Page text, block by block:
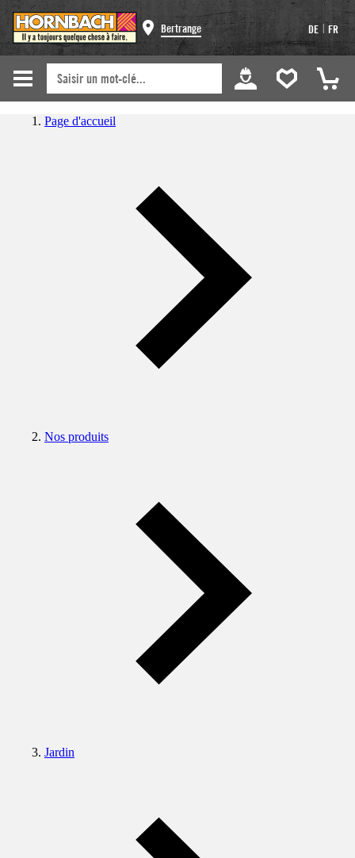
Bertrange DE | FR
Page d'accueil
Nos produits
Jardin